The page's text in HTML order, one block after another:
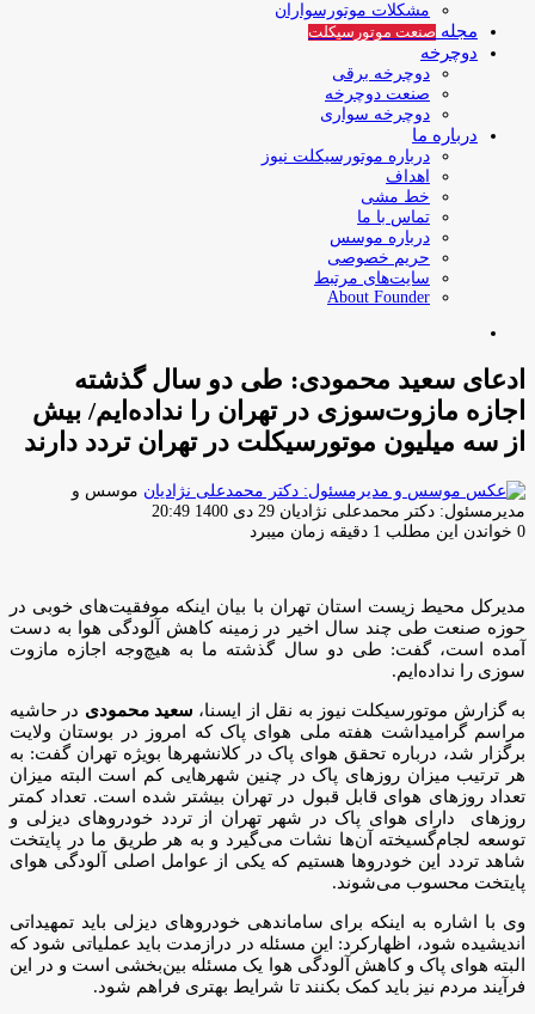
مشکلات موتورسواران
مجله صنعت موتورسیکلت
دوچرخه
دوچرخه برقی
صنعت دوچرخه
دوچرخه سواری
درباره ما
درباره موتورسیکلت نیوز
اهداف
خط مشی
تماس با ما
درباره موسس
حریم خصوصی
سایت‌های مرتبط
About Founder
ادعای سعید محمودی: طی دو سال گذشته
اجازه مازوت‌سوزی در تهران را نداده‌ایم/ بیش
از سه میلیون موتورسیکلت در تهران تردد دارند
موسس و
مدیرمسئول: دکتر محمدعلی نژادیان ارسال
ایمیل
29 دی 1400 20:49
0 خواندن این مطلب 1 دقیقه زمان میبرد
مدیرکل محیط زیست استان تهران با بیان اینکه موفقیت‌های خوبی در
حوزه صنعت طی چند سال اخیر در زمینه کاهش آلودگی هوا به دست
آمده است، گفت: طی دو سال گذشته ما به هیچ‌وجه اجازه مازوت‌
سوزی را نداده‌ایم.
به گزارش موتورسیکلت نیوز به نقل از ایسنا، سعید محمودی در حاشیه
مراسم گرامیداشت هفته ملی هوای پاک که امروز در بوستان ولایت
برگزار شد، درباره تحقق هوای پاک در کلانشهرها بویژه تهران گفت: به
هر ترتیب میزان روزهای پاک در چنین شهرهایی کم است البته میزان
تعداد روزهای هوای قابل قبول در تهران بیشتر شده است. تعداد کمتر
روزهای دارای هوای پاک در شهر تهران از تردد خودروهای دیزلی و
توسعه لجام‌گسیخته آن‌ها نشات می‌گیرد و به هر طریق ما در پایتخت
شاهد تردد این خودروها هستیم که یکی از عوامل اصلی آلودگی هوای
پایتخت محسوب می‌شوند.
وی با اشاره به اینکه برای ساماندهی خودروهای دیزلی باید تمهیداتی
اندیشیده شود، اظهارکرد: این مسئله در درازمدت باید عملیاتی شود که
البته هوای پاک و کاهش آلودگی هوا یک مسئله بین‌بخشی است و در این
فرآیند مردم نیز باید کمک بکنند تا شرایط بهتری فراهم شود.